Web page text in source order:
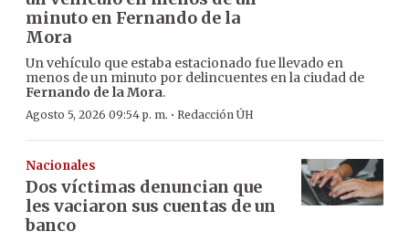
minuto en Fernando de la
Mora
Un vehículo que estaba estacionado fue llevado en
menos de un minuto por delincuentes en la ciudad de
Fernando de la Mora.
Agosto 5, 2026 09:54 p. m. · Redacción ÚH
Nacionales
Dos víctimas denuncian que
les vaciaron sus cuentas de un
banco